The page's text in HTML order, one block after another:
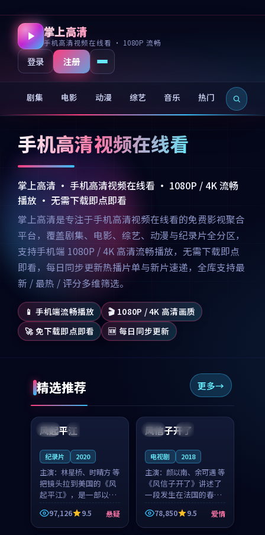
掌上高清
手机高清视频在线看 · 1080P 流畅
登录 注册
剧集 电影 动漫 综艺 音乐 热门 新片
手机高清视频在线看
掌上高清 · 手机高清视频在线看 · 1080P / 4K 流畅
播放 · 无需下载即点即看
掌上高清是专注于手机高清视频在线看的免费影视聚合
平台，覆盖剧集、电影、综艺、动漫与纪录片全分区，
支持手机端 1080P / 4K 高清流畅播放，无需下载即点
即看，每日同步更新热播片单与新片速递，全库支持最
新 / 最热 / 评分多维筛选。
📱 手机端流畅播放
🎬 1080P / 4K 高清画质
🚀 免下载即点即看
🆕 每日同步更新
精选推荐 更多
美国 完结
99:07
风起平江
纪录片 2020
主演： 林星桥、时晴方 等
把镜头拉到美国的《风
起平江》，是一部以时
光记忆为底色的悬疑作
品。林星桥和时晴方贡
献了2020年颇受关注的
97,126 9.5 悬疑
法国 4K
99:21
风信子开了
电视剧 2018
主演： 颜以南、余可遇 等
《风信子开了》讲述了
一段发生在法国的春日
漫步故事。颜以南饰演
的主角与余可遇的角色
因一场意外卷入更深的
78,850 9.5 爱情